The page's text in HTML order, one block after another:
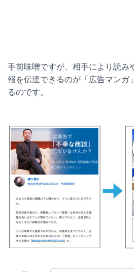
手前味噌ですが、相手により読み
報を伝達できるのが「広告マンガ
るのです。